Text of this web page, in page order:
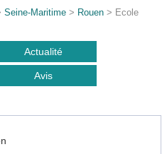
Seine-Maritime > Rouen > Ecole
Actualité
Avis